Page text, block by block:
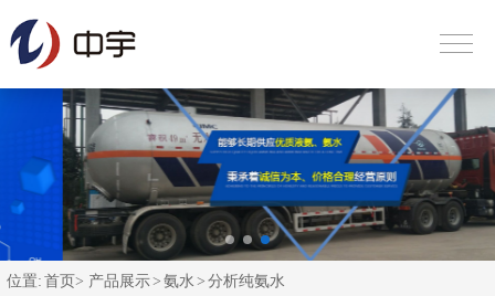
位置: 首页> 产品展示> 氨水 > 分析纯氨水